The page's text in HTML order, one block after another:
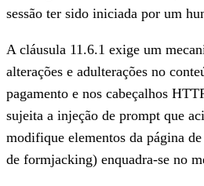
sessão ter sido iniciada por um
A cláusula 11.6.1 exige um
alterações e adulterações no
pagamento e nos cabeçalhos
sujeita a injeção de prompt que
modifique elementos da página
de formjacking) enquadra-se no